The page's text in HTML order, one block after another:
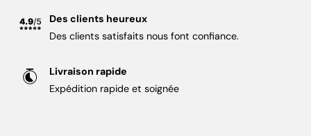
Des clients heureux
Des clients satisfaits nous font confiance.
Livraison rapide
Expédition rapide et soignée